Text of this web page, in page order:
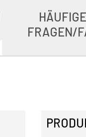
HÄUFIGE
FRAGEN/